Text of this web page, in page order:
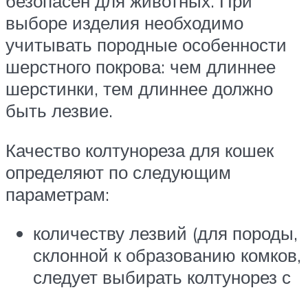
выборе изделия необходимо
учитывать породные особенности
шерстного покрова: чем длиннее
шерстинки, тем длиннее должно
быть лезвие.
Качество колтунореза для кошек
определяют по следующим
параметрам:
количеству лезвий (для породы,
склонной к образованию комков,
следует выбирать колтунорез с